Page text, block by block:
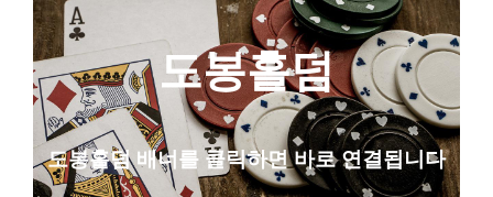
도봉홀덤
도봉홀덤 배너를 클릭하면 바로 연결됩니다